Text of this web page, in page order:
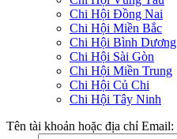
Chi Hội Đồng Nai
Chi Hội Miền Bắc
Chi Hội Bình Dương
Chi Hội Sài Gòn
Chi Hội Miền Trung
Chi Hội Củ Chi
Chi Hội Tây Ninh
Tên tài khoản hoặc địa chỉ Email: